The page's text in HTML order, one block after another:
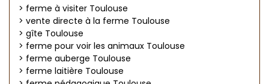
> ferme à visiter Toulouse
> vente directe à la ferme Toulouse
> gîte Toulouse
> ferme pour voir les animaux Toulouse
> ferme auberge Toulouse
> ferme laitière Toulouse